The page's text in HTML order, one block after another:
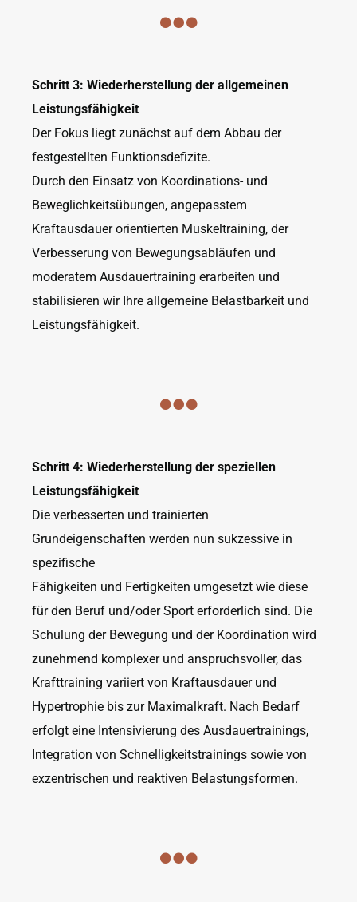
Schritt 3: Wiederherstellung der allgemeinen
Leistungsfähigkeit
Der Fokus liegt zunächst auf dem Abbau der
festgestellten Funktionsdefizite.
Durch den Einsatz von Koordinations- und
Beweglichkeitsübungen, angepasstem
Kraftausdauer orientierten Muskeltraining, der
Verbesserung von Bewegungsabläufen und
moderatem Ausdauertraining erarbeiten und
stabilisieren wir Ihre allgemeine Belastbarkeit und
Leistungsfähigkeit.
Schritt 4: Wiederherstellung der speziellen
Leistungsfähigkeit
Die verbesserten und trainierten
Grundeigenschaften werden nun sukzessive in
spezifische
Fähigkeiten und Fertigkeiten umgesetzt wie diese
für den Beruf und/oder Sport erforderlich sind. Die
Schulung der Bewegung und der Koordination wird
zunehmend komplexer und anspruchsvoller, das
Krafttraining variiert von Kraftausdauer und
Hypertrophie bis zur Maximalkraft. Nach Bedarf
erfolgt eine Intensivierung des Ausdauertrainings,
Integration von Schnelligkeitstrainings sowie von
exzentrischen und reaktiven Belastungsformen.